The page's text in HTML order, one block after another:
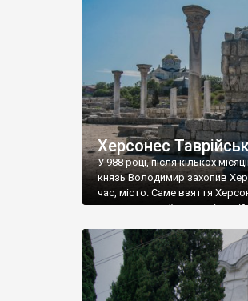
візантійської доби. Раритети
культурної спадщини ЮНЕСКО
Офіційно – на виставку
влада в Україні вважають це
Херсонес
У 988 році, після кількох
князь Володимир захопив
час, місто. Саме взяття
диктувати свої умови
Херсонесі Володимир-
християнином. А потім було
Херсонесу Таврійського